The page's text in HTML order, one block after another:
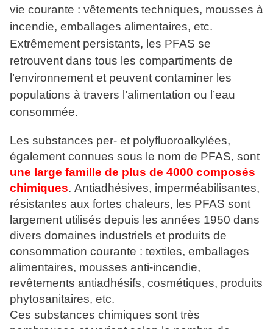
vie courante : vêtements techniques, mousses à
incendie, emballages alimentaires, etc.
Extrêmement persistants, les PFAS se
retrouvent dans tous les compartiments de
l’environnement et peuvent contaminer les
populations à travers l’alimentation ou l’eau
consommée.
Les substances per- et polyfluoroalkylées,
également connues sous le nom de PFAS, sont
une large famille de plus de 4000 composés
chimiques. Antiadhésives, imperméabilisantes,
résistantes aux fortes chaleurs, les PFAS sont
largement utilisés depuis les années 1950 dans
divers domaines industriels et produits de
consommation courante : textiles, emballages
alimentaires, mousses anti-incendie,
revêtements antiadhésifs, cosmétiques, produits
phytosanitaires, etc.
Ces substances chimiques sont très